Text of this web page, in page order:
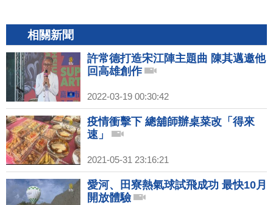
相關新聞
許常德打造宋江陣主題曲 陳其邁邀他
回高雄創作
2022-03-19 00:30:42
疫情衝擊下 總舖師辦桌菜改「得來
速」
2021-05-31 23:16:21
愛河、田寮熱氣球試飛成功 最快10月
開放體驗